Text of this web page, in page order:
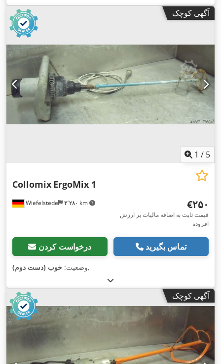
آگهی کوچک
1 / 5
Wiefelstede ۴٬۲۸۰ km
Collomix ErgoMix 1
‎€۲۵۰
قیمت ثابت به اضافه مالیات بر ارزش
افزوده
درخواست کردن تماس بگیرید
وضعیت: خوب (دست دوم) ,
آگهی کوچک